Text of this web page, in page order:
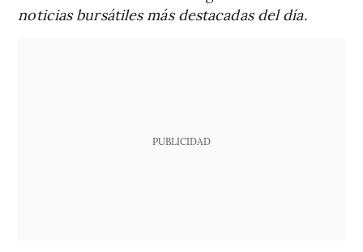
noticias bursátiles más destacadas del día.
PUBLICIDAD